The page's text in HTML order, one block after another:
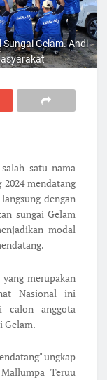
Gelam. Andi
satu nama
mendatang
dengan
sungai Gelam
modal
merupakan
Nasional ini
calon anggota
Gelam.
ungkap
Teruu